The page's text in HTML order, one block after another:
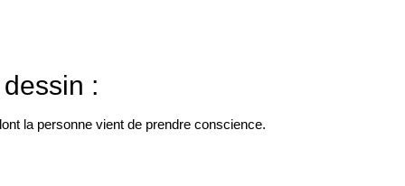
:
la personne vient de prendre conscience.